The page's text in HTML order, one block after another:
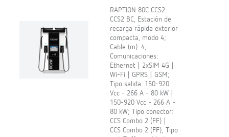
RAPTION 80C CCS2-
CCS2 BC, Estación de
recarga rápida exterior
compacta, modo 4;
Cable (m): 4;
Comunicaciones:
Ethernet | 2xSIM 4G |
Wi-Fi | GPRS | GSM;
Tipo salida: 150-920
Vcc - 266 A - 80 kW |
150-920 Vcc - 266 A -
80 kW; Tipo conector:
CCS Combo 2 (FF) |
CCS Combo 2 (FF); Tipo